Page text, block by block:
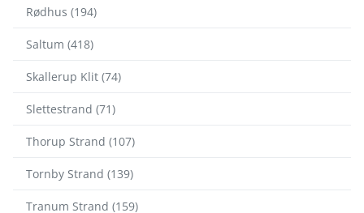
Rødhus (194)
Saltum (418)
Skallerup Klit (74)
Slettestrand (71)
Thorup Strand (107)
Tornby Strand (139)
Tranum Strand (159)